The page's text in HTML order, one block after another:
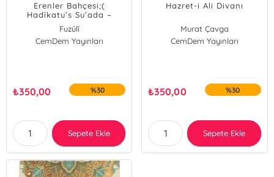
Erenler Bahçesi;(
Hadîkatu’s Su’ada –
Kerbelâ’ya Ağıt )
Fuzûlî
CemDem Yayınları
₺350,00 %30
Sepete Ekle
Hazret-i Ali Divanı
Murat Çavga
CemDem Yayınları
₺350,00 %30
Sepete Ekle